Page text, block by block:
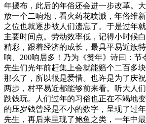
年摆布，此后的年俗还会进一步改革。
放一个二响炮，看火药花喷溅，年俗维
之位也就逐步被人们遗忘了。于是过年
主要时间点。劳动效率低，记得小时候
精彩，跟着经济的成长，最具平易近族
响、200响居多！乃为《赞年》诗曰：节
先生们光年前赶集上会就能赔个二百多
那么了，所以很是爱惜。也许是为了庆
两步，村平易近都能够前来看。听大人
跌钱玩。人们过年的习俗也正在不竭地
的压岁钱曾经是不小的数字，呈现了过
先生，再后来呈现了鲍鱼之类，一年中